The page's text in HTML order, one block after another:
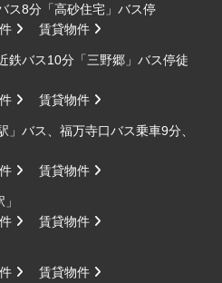
ス8分「高砂住宅」バス停
賃貸物件
鉄バス10分「三野郷」バス停徒
賃貸物件
バス、福万寺口バス乗車9分、
賃貸物件
賃貸物件
賃貸物件